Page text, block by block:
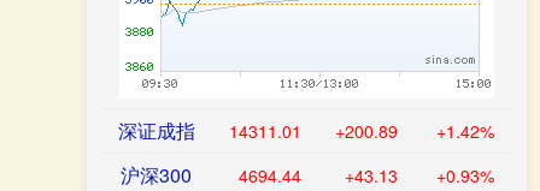
深证成指 14311.01 +200.89 +1.42%
沪深300 4694.44 +43.13 +0.93%